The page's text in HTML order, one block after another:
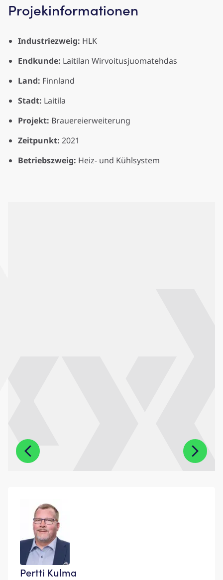
Projekinformationen
Industriezweig: HLK
Endkunde: Laitilan Wirvoitusjuomatehdas
Land: Finnland
Stadt: Laitila
Projekt: Brauereierweiterung
Zeitpunkt: 2021
Betriebszweig: Heiz- und Kühlsystem
Pertti Kulma